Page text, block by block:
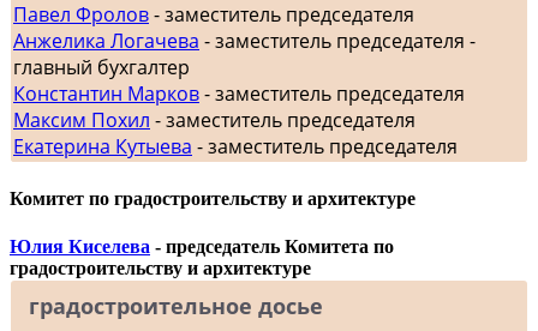
Павел Фролов- заместитель председателя
Анжелика Логачева - заместитель председателя -
главный бухгалтер
Константин Марков- заместитель председателя
Максим Похил - заместитель председателя
Екатерина Кутыева - заместитель председателя
Комитет по градостроительству и архитектуре
Юлия Киселева - председатель Комитета по
градостроительству и архитектуре
градостроительное досье